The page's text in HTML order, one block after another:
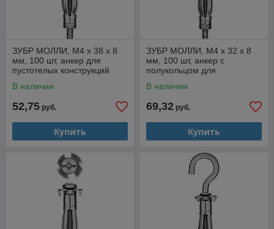
ЗУБР МОЛЛИ, М4 х 38 х 8
мм, 100 шт, анкер для
пустотелых конструкций
В наличии
52,75 руб.
Купить
ЗУБР МОЛЛИ, М4 х 32 х 8
мм, 100 шт, анкер с
полукольцом для
(302512-04-032)
В наличии
69,32 руб.
Купить